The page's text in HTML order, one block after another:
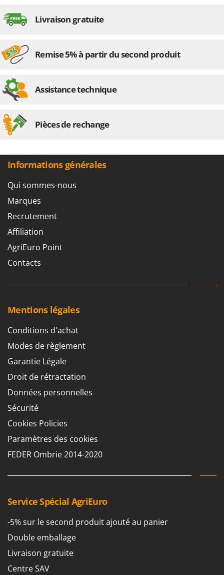
Livraison gratuite
Remise 5% à partir du second produit
Assistance technique
Pièces de rechange
Informations générales
Qui sommes-nous
Marques
Recrutement
Affiliation
AgriEuro Point
Contacts
Mentions légales
Conditions d'achat
Modes de règlement
Garantie Légale
Droit de rétractation
Données personnelles
Sécurité
Cookies Policies
Paramètres des cookies
FEDER Ombrie 2014-2020
Service Spécial AgriEuro
-5% sur le second produit ajouté au panier
Double emballage
Livraison gratuite
Centre SAV